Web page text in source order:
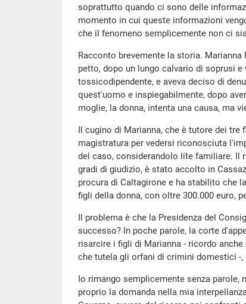
soprattutto quando ci sono delle
momento in cui queste informazioni
che il fenomeno semplicemente non ci
Racconto brevemente la storia.
petto, dopo un lungo calvario di soprusi
tossicodipendente, e aveva deciso di
quest'uomo e inspiegabilmente, dopo
moglie, la donna, intenta una causa, ma
Il cugino di Marianna, che è tutore dei tre
magistratura per vedersi riconosciuta
del caso, considerandolo lite familiare. Il
gradi di giudizio, è stato accolto in
procura di Caltagirone e ha stabilito che
figli della donna, con oltre 300.000 euro,
Il problema è che la Presidenza del
successo? In poche parole, la corte
risarcire i figli di Marianna - ricordo
che tutela gli orfani di crimini domestici -,
Io rimango semplicemente senza parole,
proprio la domanda nella mia